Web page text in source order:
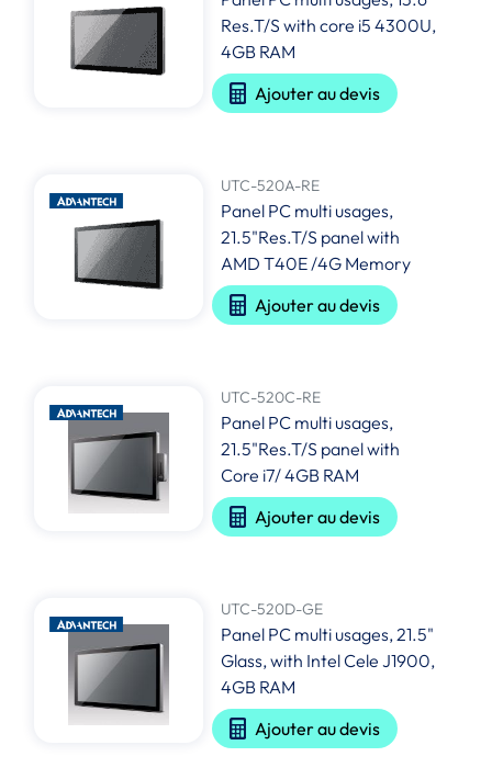
Res.T/S with core i5 4300U,
4GB RAM
Ajouter au devis
UTC-520A-RE
Panel PC multi usages,
21.5"Res.T/S panel with
AMD T40E /4G Memory
Ajouter au devis
UTC-520C-RE
Panel PC multi usages,
21.5"Res.T/S panel with
Core i7/ 4GB RAM
Ajouter au devis
UTC-520D-GE
Panel PC multi usages, 21.5"
Glass, with Intel Cele J1900,
4GB RAM
Ajouter au devis